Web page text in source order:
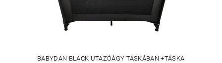
BABYDAN BLACK UTAZÓÁGY TÁSKÁBAN +TÁSKA